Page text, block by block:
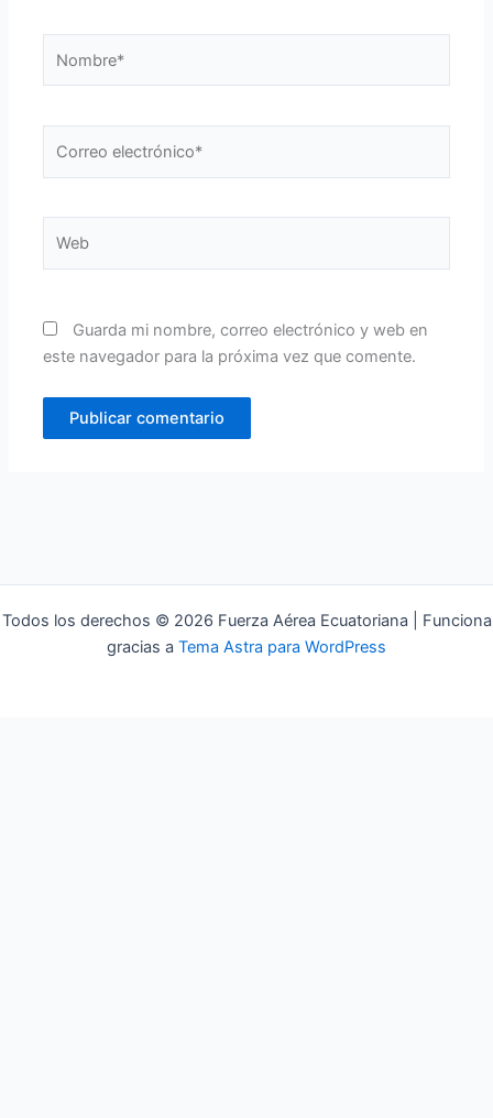
electrónico*
Guarda mi nombre, correo electrónico y web en
este navegador para la próxima vez que comente.
Todos los derechos © 2026 Fuerza Aérea Ecuatoriana | Funciona
gracias a Tema Astra para WordPress